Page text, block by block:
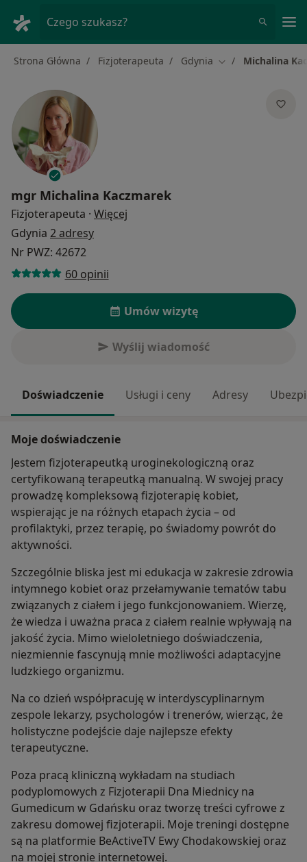
Czego szukasz?
Strona Główna Fizjoterapeuta Gdynia Zmień miasto
Michalina
mgr Michalina Kaczmarek
Fizjoterapeuta · Więcej
Gdynia 2 adresy
Nr PWZ: 42672
60 opinii
Umów wizytę
Wyślij wiadomość
Doświadczenie Usługi i ceny Adresy
Moje doświadczenie
Jestem fizjoterapeutką uroginekologiczną oraz
certyfikowaną terapeutką manualną. W swojej pracy
prowadzę kompleksową fizjoterapię kobiet,
wspierając je na różnych etapach życia – od
profilaktyki, przez terapię, po świadomy powrót do
aktywności.
Szczególnie bliska jest mi edukacja w zakresie zdrowia
intymnego kobiet oraz przełamywanie tematów tabu
związanych z ciałem i jego funkcjonowaniem. Wierzę,
że wiedza i uważna praca z ciałem realnie wpływają na
jakość życia. Mimo wieloletniego doświadczenia,
niezmiennie fascynują mnie możliwości adaptacyjne
ludzkiego organizmu.
Na co dzień współpracuję w interdyscyplinarnym
zespole lekarzy, psychologów i trenerów, wierząc, że
holistyczne podejście daje najlepsze efekty
terapeutyczne.
Poza pracą kliniczną wykładam na studiach
podyplomowych z Fizjoterapii Dna Miednicy na
Gumedicum w Gdańsku oraz tworzę treści cyfrowe z
zakresu domowej fizjoterapii. Moje treningi dostępne
są na platformie BeActiveTV Ewy Chodakowskiej oraz
na mojej stronie internetowej.